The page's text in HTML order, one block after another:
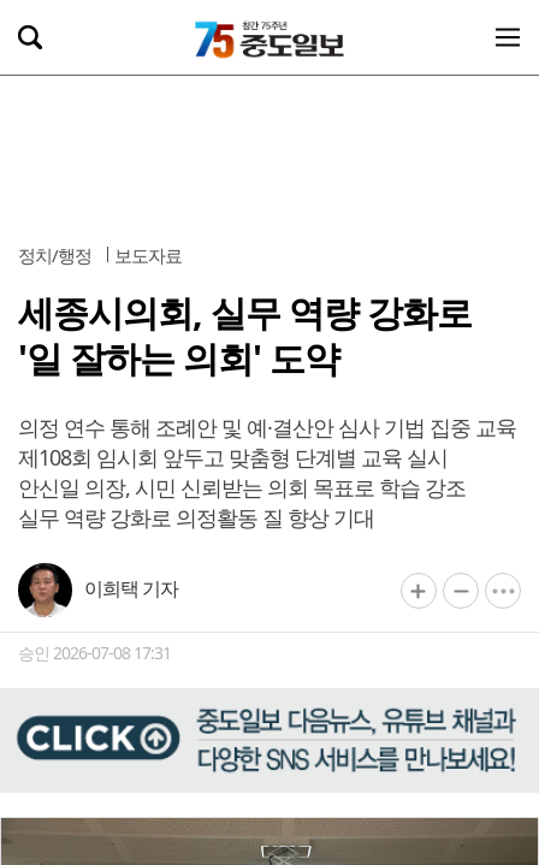
정치/행정 보도자료
세종시의회, 실무 역량 강화로
'일 잘하는 의회' 도약
의정 연수 통해 조례안 및 예·결산안 심사 기법 집중 교육
제108회 임시회 앞두고 맞춤형 단계별 교육 실시
안신일 의장, 시민 신뢰받는 의회 목표로 학습 강조
실무 역량 강화로 의정활동 질 향상 기대
이희택 기자
승인 2026-07-08 17:31